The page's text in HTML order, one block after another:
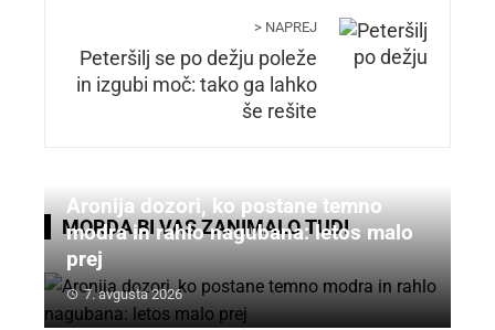
> NAPREJ
Peteršilj se po dežju poleže
in izgubi moč: tako ga lahko
še rešite
MORDA BI VAS ZANIMALO TUDI
Aronija dozori, ko postane temno
modra in rahlo nagubana: letos malo
prej
7. avgusta 2026